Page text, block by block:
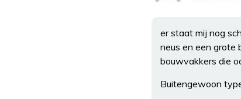
er staat mij nog
neus en een grote
bouwvakkers die
Buitengewoon